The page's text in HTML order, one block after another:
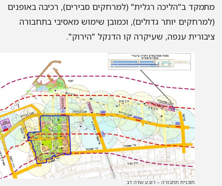
ב"הליכה רגלית" (למרחקים סבירים), רכיבה באופנים
יותר גדולים), וכמובן שימוש מאסיבי בתחבורה
ענפה, שעיקרה קו הדנקל "הירוק".
תוכנית תחבורה – רובע שדה דב